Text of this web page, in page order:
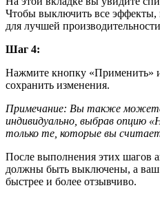
Чтобы выключить все
для лучшей
Шаг 4:
Нажмите кнопку «Применить»
сохранить изменения.
Примечание: Вы также
индивидуально, выбрав опцию
только те, которые вы
После выполнения этих шагов
должны быть выключены, а ваш
быстрее и более отзывчиво.